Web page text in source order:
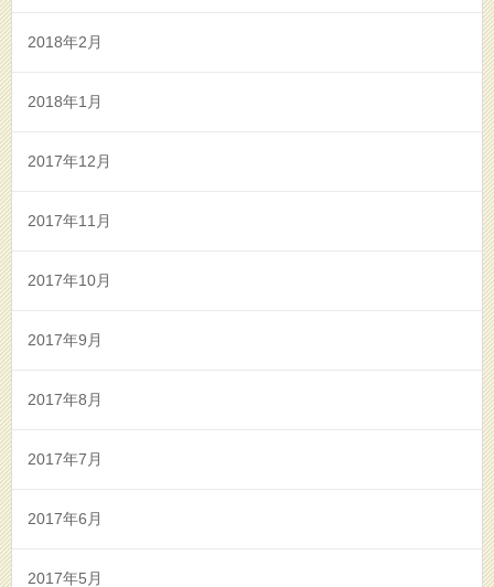
2018年2月
2018年1月
2017年12月
2017年11月
2017年10月
2017年9月
2017年8月
2017年7月
2017年6月
2017年5月